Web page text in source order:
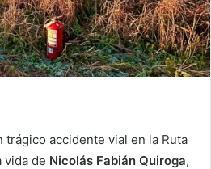
trágico accidente vial en la Ruta
vida de Nicolás Fabián Quiroga,